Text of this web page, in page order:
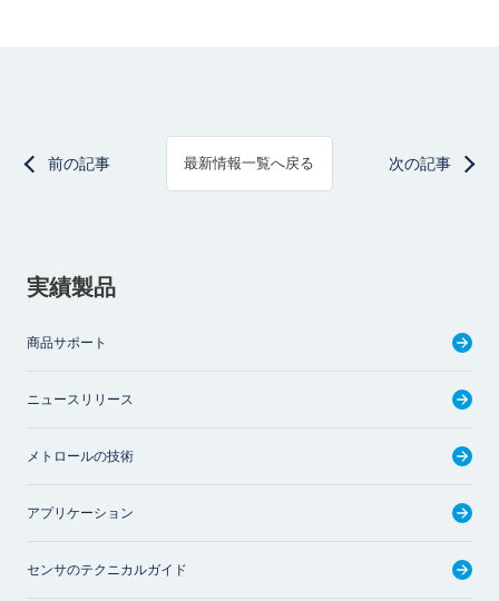
前の記事 最新情報一覧へ戻る 次の記事
実績製品
商品サポート
ニュースリリース
メトロールの技術
アプリケーション
センサのテクニカルガイド